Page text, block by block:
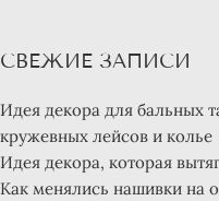
СВЕЖИЕ ЗАПИСИ
Идея декора для бальных
кружевных лейсов и колье
Идея декора, которая
Как менялись нашивки на